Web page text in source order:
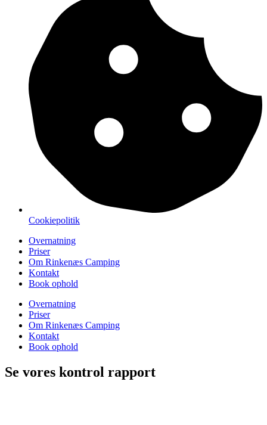
Cookiepolitik
Overnatning
Priser
Om Rinkenæs Camping
Kontakt
Book ophold
Overnatning
Priser
Om Rinkenæs Camping
Kontakt
Book ophold
Se vores kontrol rapport